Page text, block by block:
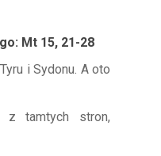
Mt 15, 21-28
i Sydonu. A oto
z tamtych stron,